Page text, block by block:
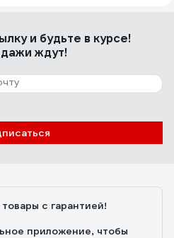
и будьте в курсе!
ждут!
с гарантией!
приложение, чтобы